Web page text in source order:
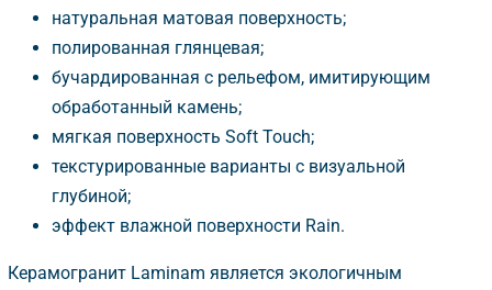
натуральная матовая поверхность;
полированная глянцевая;
учардированная с рельефом, имитирующим
обработанный камень;
мягкая поверхность Soft Touch;
текстурированные варианты с визуальной
лубиной;
эффект влажной поверхности Rain.
Керамогранит Laminam является экологичным